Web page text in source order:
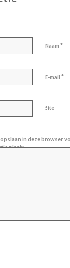
Naam*
E-mail*
Site
opslaan in deze browser
plaats.